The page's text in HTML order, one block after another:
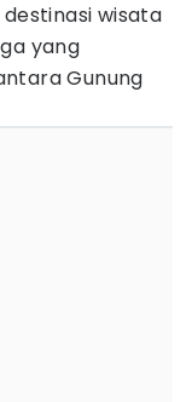
wisata
yang
Gunung